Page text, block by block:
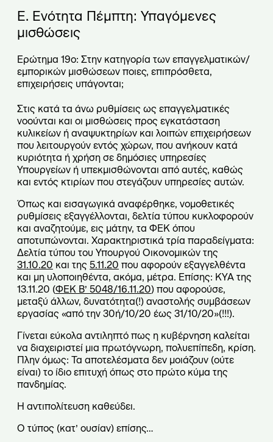
Ε. Ενότητα Πέμπτη: Υπαγόμενες
μισθώσεις
Ερώτημα 19ο: Στην κατηγορία των επαγγελματικών/
εμπορικών μισθώσεων ποιες, επιπρόσθετα,
επιχειρήσεις υπάγονται;
Στις κατά τα άνω ρυθμίσεις ως επαγγελματικές
νοούνται και οι μισθώσεις προς εγκατάσταση
κυλικείων ή αναψυκτηρίων και λοιπών επιχειρήσεων
που λειτουργούν εντός χώρων, που ανήκουν κατά
κυριότητα ή χρήση σε δημόσιες υπηρεσίες
Υπουργείων ή υπεκμισθώνονται από αυτές, καθώς
και εντός κτιρίων που στεγάζουν υπηρεσίες αυτών.
Όπως και εισαγωγικά αναφέρθηκε, νομοθετικές
ρυθμίσεις εξαγγέλλονται, δελτία τύπου κυκλοφορούν
και αναζητούμε, εις μάτην, τα ΦΕΚ όπου
αποτυπώνονται. Χαρακτηριστικά τρία παραδείγματα:
Δελτία τύπου του Υπουργού Οικονομικών της
31.10.20 και της 5.11.20 που αφορούν εξαγγελθέντα
και μη υλοποιηθέντα, ακόμα, μέτρα. Επίσης: ΚΥΑ της
13.11.20 (ΦΕΚ Β’ 5048/16.11.20) που αφορούσε,
μεταξύ άλλων, δυνατότητα(!) αναστολής συμβάσεων
εργασίας «από την 30ή/10/20 έως 31/10/20»(!!!).
Γίνεται εύκολα αντιληπτό πως η κυβέρνηση καλείται
να διαχειριστεί μια πρωτόγνωρη, πολυεπίπεδη, κρίση.
Πλην όμως: Τα αποτελέσματα δεν μοιάζουν (ούτε
είναι) το ίδιο επιτυχή όπως στο πρώτο κύμα της
πανδημίας.
Η αντιπολίτευση καθεύδει.
Ο τύπος (κατ’ ουσίαν) επίσης…